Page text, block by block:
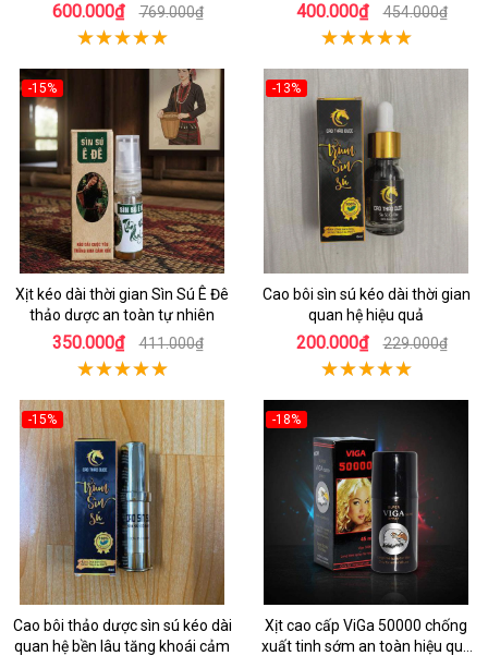
cứng
600.000₫ 769.000₫
Ba Lan
400.000₫ 454.000₫
-15%
Xịt kéo dài thời gian Sìn Sú Ê Đê
thảo dược an toàn tự nhiên
350.000₫ 411.000₫
-13%
Cao bôi sìn sú kéo dài thời gian
quan hệ hiệu quả
200.000₫ 229.000₫
-15%
Cao bôi thảo dược sìn sú kéo dài
quan hệ bền lâu tăng khoái cảm
-18%
Xịt cao cấp ViGa 50000 chống
xuất tinh sớm an toàn hiệu quả